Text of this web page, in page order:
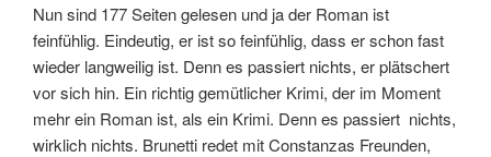
Nun sind 177 Seiten gelesen und ja der Roman ist
feinfühlig. Eindeutig, er ist so feinfühlig, dass er schon fast
wieder langweilig ist. Denn es passiert nichts, er plätschert
vor sich hin. Ein richtig gemütlicher Krimi, der im Moment
mehr ein Roman ist, als ein Krimi. Denn es passiert nichts,
wirklich nichts. Brunetti redet mit Constanzas Freunden,